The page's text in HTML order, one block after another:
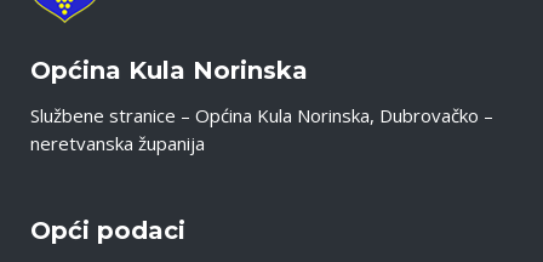
Općina Kula Norinska
Službene stranice – Općina Kula Norinska, Dubrovačko –
neretvanska županija
Opći podaci